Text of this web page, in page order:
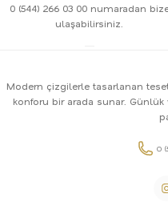
0 (544) 266 03 00 numaradan
ulaşabilirsiniz.
Modern çizgilerle tasarlanan
konforu bir arada sunar.
0